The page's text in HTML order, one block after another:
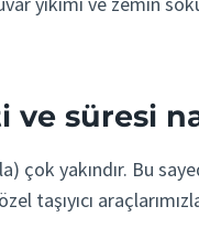
süresi
çok yakındır. Bu